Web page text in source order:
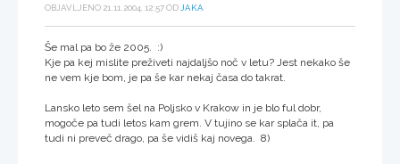
OBJAVLJENO 21.11.2004, 12:57 OD JAKA
Še mal pa bo že 2005. :)
Kje pa kej mislite preživeti najdaljšo noč v letu? Jest nekako še
ne vem kje bom, je pa še kar nekaj časa do takrat.
Lansko leto sem šel na Poljsko v Krakow in je blo ful dobr,
mogoče pa tudi letos kam grem. V tujino se kar splača it, pa
tudi ni preveč drago, pa še vidiš kaj novega. 8)